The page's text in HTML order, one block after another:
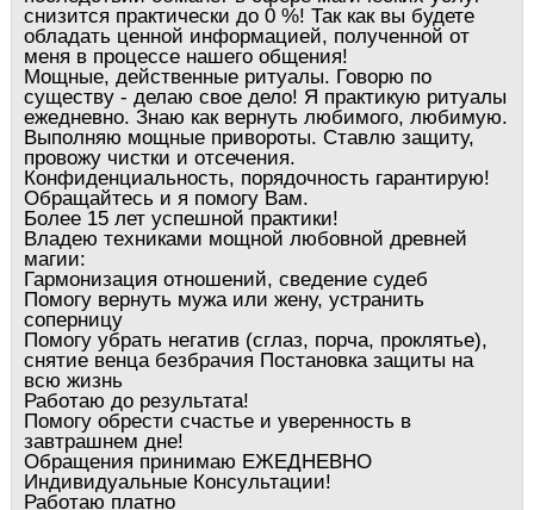
снизится практически до 0 %! Так как вы будете
обладать ценной информацией, полученной от
меня в процессе нашего общения!
Мощные, действенные ритуалы. Говорю по
существу - делаю свое дело! Я практикую ритуалы
ежедневно. Знаю как вернуть любимого, любимую.
Выполняю мощные привороты. Ставлю защиту,
провожу чистки и отсечения.
Конфиденциальность, порядочность гарантирую!
Обращайтесь и я помогу Вам.
Более 15 лет успешной практики!
Владею техниками мощной любовной древней
магии:
Гармонизация отношений, сведение судеб
Помогу вернуть мужа или жену, устранить
соперницу
Помогу убрать негатив (сглаз, порча, проклятье),
снятие венца безбрачия Постановка защиты на
всю жизнь
Работаю до результата!
Помогу обрести счастье и уверенность в
завтрашнем дне!
Обращения принимаю ЕЖЕДНЕВНО
Индивидуальные Консультации!
Работаю платно